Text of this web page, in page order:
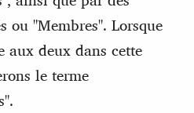
ou "Membres". Lorsque
aux deux dans cette
le terme